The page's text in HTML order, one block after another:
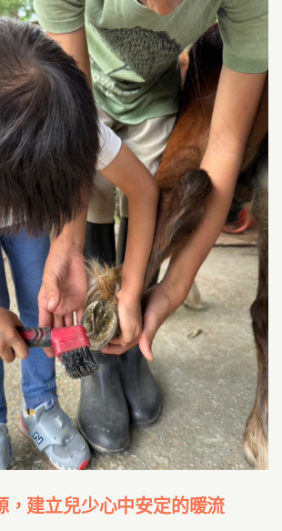
，建立兒少心中安定的暖流